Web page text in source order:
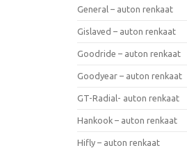
General – auton renkaat
Gislaved – auton renkaat
Goodride – auton renkaat
Goodyear – auton renkaat
GT-Radial- auton renkaat
Hankook – auton renkaat
Hifly – auton renkaat